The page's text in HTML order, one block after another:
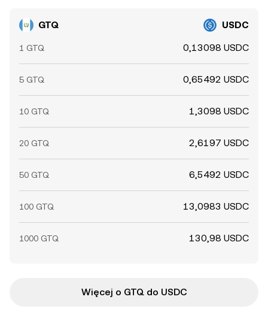
GTQ USDC
1 GTQ 0,13098 USDC
5 GTQ 0,65492 USDC
10 GTQ 1,3098 USDC
20 GTQ 2,6197 USDC
50 GTQ 6,5492 USDC
100 GTQ 13,0983 USDC
1000 GTQ 130,98 USDC
Więcej o GTQ do USDC